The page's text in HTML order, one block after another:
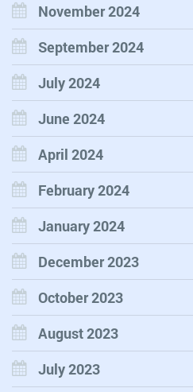
November 2024
September 2024
July 2024
June 2024
April 2024
February 2024
January 2024
December 2023
October 2023
August 2023
July 2023